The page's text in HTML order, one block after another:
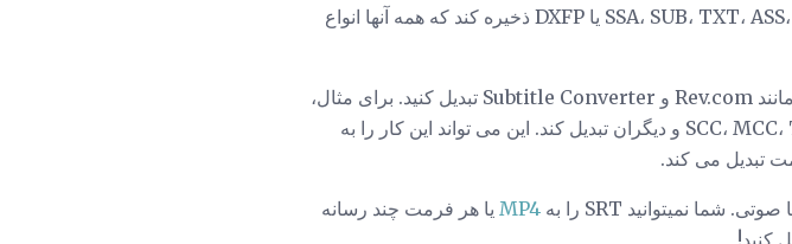
یا DXFP ذخیره کند که همه آنها انواع
شما همچنین می توانید فایل های SRT را آنلاین در وب سایت هایی مانند Rev.com و Subtitle Converter تبدیل کنید. برای مثال،
Rev.com میتواند فایل SRT را به SCC، MCC، TTML، QT.TXT، VTT، CAP و دیگران تبدیل کند. این می تواند این کار را به
MP4 یا هر فرمت چند رسانه